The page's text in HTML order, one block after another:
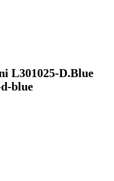
L301025-D.Blue
blue